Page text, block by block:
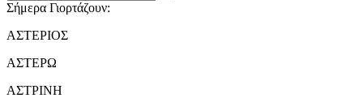
Σήμερα Γιορτάζουν:
ΑΣΤΕΡΙΟΣ
ΑΣΤΕΡΩ
ΑΣΤΡΙΝΗ